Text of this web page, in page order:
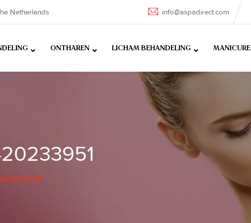
Netherlands info@aspadirect.com
ONTHAREN LICHAM BEHANDELING MANICURE